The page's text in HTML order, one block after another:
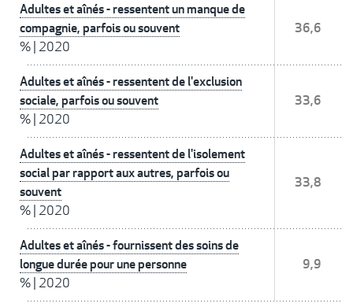
Adultes et aînés - ressentent un manque de
compagnie, parfois ou souvent
% 2020
36,6
Adultes et aînés - ressentent de l'exclusion
sociale, parfois ou souvent
% 2020
33,6
Adultes et aînés - ressentent de l'isolement
social par rapport aux autres, parfois ou
souvent
% 2020
33,8
Adultes et aînés - fournissent des soins de
longue durée pour une personne
% 2020
9,9